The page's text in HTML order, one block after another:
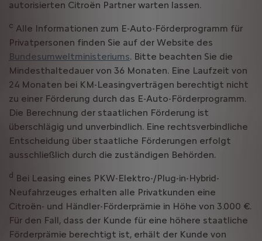
autorisierten Citroën Partner warten lassen.
c Alle Informationen zum E-Auto-Förderprogramm für
Privatpersonen finden Sie auf der Website des
Bundesumweltministeriums. Bitte beachten Sie die
Mindesthaltedauer von 36 Monaten. Eine Laufzeit von
24 Monaten bei KM-Leasingverträgen berechtigt nicht
zu einer Förderung durch das E-Auto-Förderprogramm.
Die Berechnung der staatlichen Förderung ist
überschlägig und unverbindlich. Eine rechtsverbindliche
Entscheidung über staatliche Förderungen erfolgt
ausschließlich durch die zuständigen Behörden.
d Bei Leasing eines PKW-Elektro-/Plug-in-Hybrid-
Neufahrzeuges erhalten alle Privatkunden eine
Citroën- und Händler-Förderprämie in Höhe von 3.000 €.
Für den Fall, dass der Kunde für eine höhere staatliche
Förderprämie berechtigt ist, erhält der Kunde von